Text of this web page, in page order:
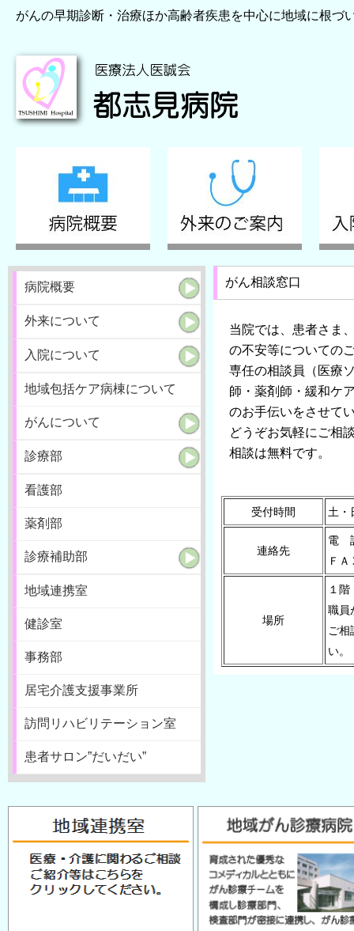
がんの早期診断・治療ほか高齢者疾患を中心に地域に根づ
病院概要
外来について
入院について
地域包括ケア病棟について
がんについて
診療部
看護部
薬剤部
診療補助部
地域連携室
健診室
事務部
居宅介護支援事業所
訪問リハビリテーション室
患者サロン”だいだい”
がん相談窓
当院では、患者さま
の不安等についての
専任の相談員（医療
師・薬剤師・緩和ケ
のお手伝いをさせて
どうぞお気軽にご相
相談は無料です。
受付時間 土
連絡先
電
Ｆ
場所
１
職員
ご相
い。